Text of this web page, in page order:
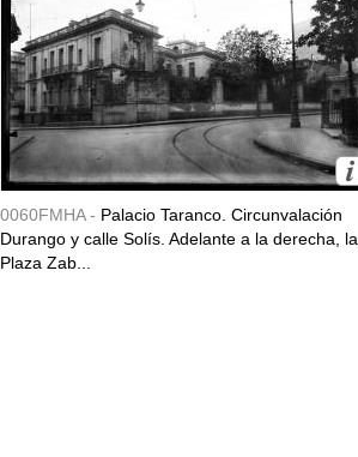
0060FMHA - Palacio Taranco. Circunvalación
Durango y calle Solís. Adelante a la derecha, la
Plaza Zab...